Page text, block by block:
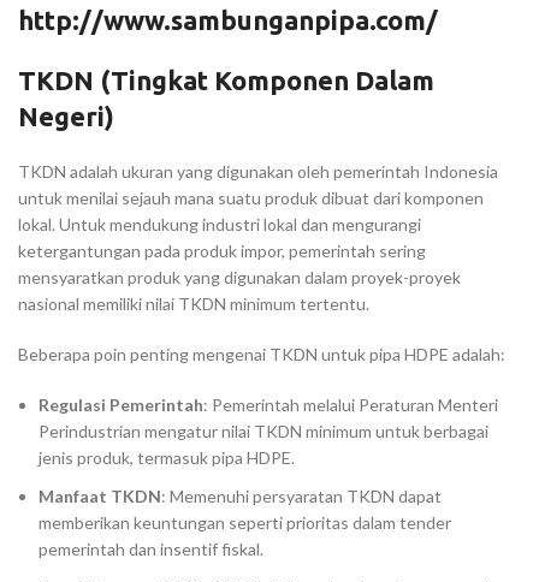
TKDN (Tingkat Komponen Dalam
Negeri)
TKDN adalah ukuran yang digunakan oleh pemerintah Indonesia
untuk menilai sejauh mana suatu produk dibuat dari komponen
lokal. Untuk mendukung industri lokal dan mengurangi
ketergantungan pada produk impor, pemerintah sering
mensyaratkan produk yang digunakan dalam proyek-proyek
nasional memiliki nilai TKDN minimum tertentu.
Beberapa poin penting mengenai TKDN untuk pipa HDPE adalah:
Regulasi Pemerintah: Pemerintah melalui Peraturan Menteri
Perindustrian mengatur nilai TKDN minimum untuk berbagai
jenis produk, termasuk pipa HDPE.
Manfaat TKDN: Memenuhi persyaratan TKDN dapat
memberikan keuntungan seperti prioritas dalam tender
pemerintah dan insentif fiskal.